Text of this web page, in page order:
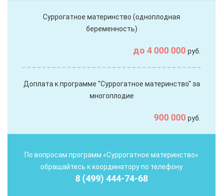
Суррогатное материнство (одноплодная
беременность)
до 4 000 000 руб.
Доплата к программе "Суррогатное материнство" за
многоплодие
900 000 руб.
По вопросам программ «Суррогатное материнство»
обращайтесь к координатору по телефону
8 (499) 444-74-68